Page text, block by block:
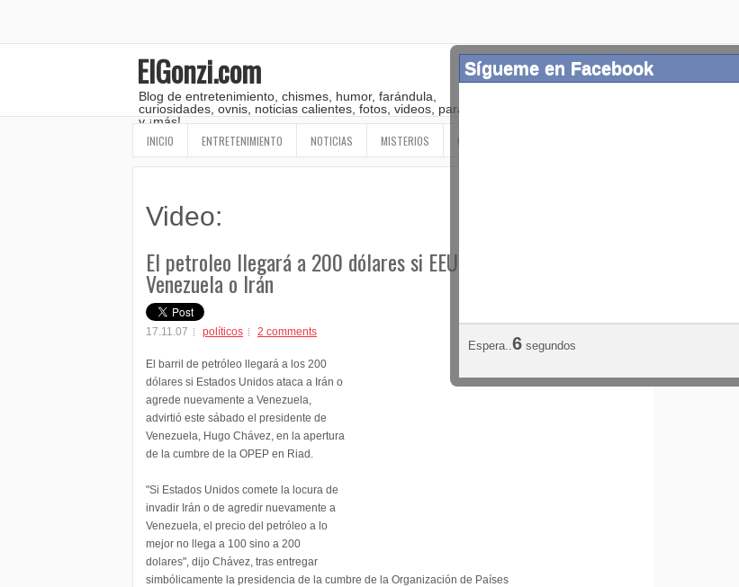
ElGonzi.com
Blog de entretenimiento, chismes, humor, farándula,
curiosidades, ovnis, noticias calientes, fotos, videos, paranormal
y ¡más!
INICIO ENTRETENIMIENTO NOTICIAS MISTERIOS OTROS
Video:
El petroleo llegará a 200 dólares si EEUU ataca
Venezuela o Irán
17.11.07 políticos 2 comments
El barril de petróleo llegará a los 200
dólares si Estados Unidos ataca a Irán o
agrede nuevamente a Venezuela,
advirtió este sábado el presidente de
Venezuela, Hugo Chávez, en la apertura
de la cumbre de la OPEP en Riad.
"Si Estados Unidos comete la locura de
invadir Irán o de agredir nuevamente a
Venezuela, el precio del petróleo a lo
mejor no llega a 100 sino a 200
dolares", dijo Chávez, tras entregar
simbólicamente la presidencia de la cumbre de la Organización de Países
Sígueme en Facebook
Espera..5 segundos